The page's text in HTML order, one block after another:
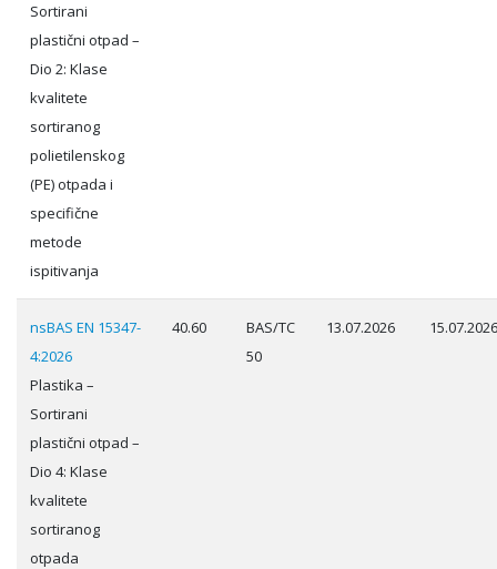
Sortirani
plastični otpad –
Dio 2: Klase
kvalitete
sortiranog
polietilenskog
(PE) otpada i
specifične
metode
ispitivanja
nsBAS EN 15347-
4:2026
Plastika –
Sortirani
plastični otpad –
Dio 4: Klase
kvalitete
sortiranog
otpada
40.60
BAS/TC
50
13.07.2026 15.07.2026